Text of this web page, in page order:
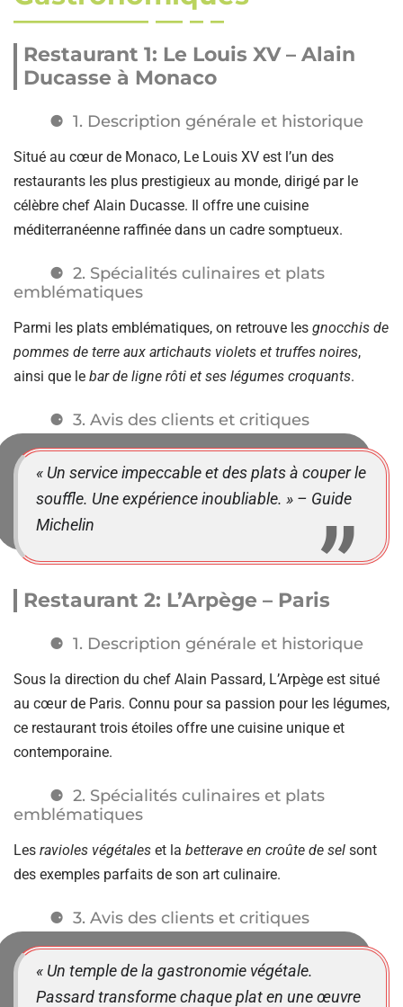
Restaurant 1: Le Louis XV – Alain
Ducasse à Monaco
1. Description générale et historique
Situé au cœur de Monaco, Le Louis XV est l’un des
restaurants les plus prestigieux au monde, dirigé par le
célèbre chef Alain Ducasse. Il offre une cuisine
méditerranéenne raffinée dans un cadre somptueux.
2. Spécialités culinaires et plats
emblématiques
Parmi les plats emblématiques, on retrouve les gnocchis de
pommes de terre aux artichauts violets et truffes noires,
ainsi que le bar de ligne rôti et ses légumes croquants.
3. Avis des clients et critiques
« Un service impeccable et des plats à couper le
souffle. Une expérience inoubliable. » – Guide
Michelin
Restaurant 2: L’Arpège – Paris
1. Description générale et historique
Sous la direction du chef Alain Passard, L’Arpège est situé
au cœur de Paris. Connu pour sa passion pour les légumes,
ce restaurant trois étoiles offre une cuisine unique et
contemporaine.
2. Spécialités culinaires et plats
emblématiques
Les ravioles végétales et la betterave en croûte de sel sont
des exemples parfaits de son art culinaire.
3. Avis des clients et critiques
« Un temple de la gastronomie végétale.
Passard transforme chaque plat en une œuvre